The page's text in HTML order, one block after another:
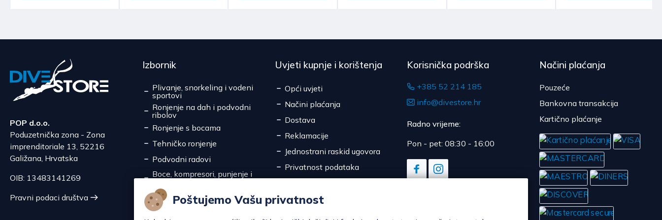
Poštujemo Vašu privatnost
POP d.o.o.
Poduzetnička zona - Zona
imprenditoriale 13, 52216
Galižana, Hrvatska
OIB: 13483141269
Pravni podaci društva
Izbornik
Plivanje, snorkeling i vodeni
sportovi
Ronjenje na dah i podvodni
ribolov
Ronjenje s bocama
Tehničko ronjenje
Podvodni radovi
Boce, kompresori, punjenje i
Servis
Akcije
Uvjeti kupnje i korištenja
Opći uvjeti
Načini plaćanja
Dostava
Reklamacije
Jednostrani raskid ugovora
Privatnost podataka
Kolačići
Korisnička podrška
+385 52 214 185
info@divestore.hr
Radno vrijeme:
Pon - pet: 08:30 - 16:00
Načini plaćanja
Pouzeće
Bankovna transakcija
Kartično plaćanje